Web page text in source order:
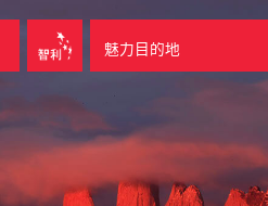
魅力目的地